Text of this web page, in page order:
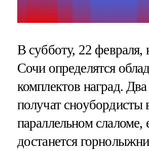
В субботу, 22 февраля,
Сочи определятся
комплектов наград.
получат сноубордисты
параллельном
достанется